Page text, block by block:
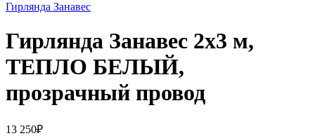
Гирлянда Занавес
Гирлянда Занавес 2х3 м,
ТЕПЛО БЕЛЫЙ,
прозрачный провод
13 250₽